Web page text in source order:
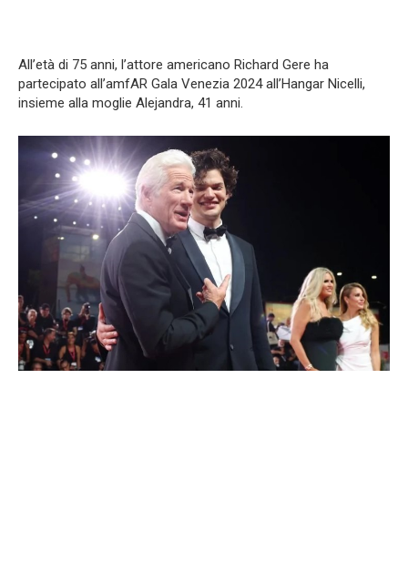
All’età di 75 anni, l’attore americano Richard Gere ha
partecipato all’amfAR Gala Venezia 2024 all’Hangar Nicelli,
insieme alla moglie Alejandra, 41 anni.